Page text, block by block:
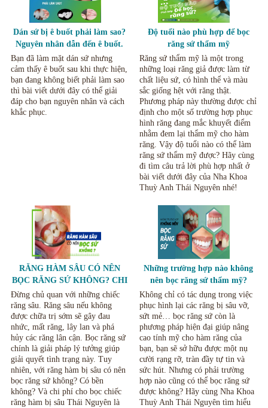
Dán sứ bị ê buốt phải làm sao?
Nguyên nhân dẫn đến ê buốt.
Bạn đã làm mặt dán sứ nhưng
cảm thấy ê buốt sau khi thực hiện,
bạn đang không biết phải làm sao
thì bài viết dưới đây có thể giải
đáp cho bạn nguyên nhân và cách
khắc phục.
Độ tuổi nào phù hợp để bọc
răng sứ thẩm mỹ
Răng sứ thẩm mỹ là một trong
những loại răng giả được làm từ
chất liệu sứ, có hình thể và màu
sắc giống hệt với răng thật.
Phương pháp này thường được chỉ
định cho một số trường hợp phục
hình răng đang mắc khuyết điểm
nhằm đem lại thẩm mỹ cho hàm
răng. Vậy độ tuổi nào có thể làm
răng sứ thẩm mỹ được? Hãy cùng
đi tìm câu trả lời phù hợp nhất ở
bài viết dưới đây của Nha Khoa
Thuỳ Anh Thái Nguyên nhé!
RĂNG HÀM SÂU CÓ NÊN
BỌC RĂNG SỨ KHÔNG? CHI
PHÍ BỌC RĂNG SÂU THÁI
NGUYÊN LÀ BAO NHIÊU?
Đừng chủ quan với những chiếc
răng sâu. Răng sâu nếu không
được chữa trị sớm sẽ gây đau
nhức, mất răng, lây lan và phá
hủy các răng lân cận. Bọc răng sứ
chính là giải pháp lý tưởng giúp
giải quyết tình trạng này. Tuy
nhiên, với răng hàm bị sâu có nên
bọc răng sứ không? Có bền
không? Và chi phí cho bọc chiếc
răng hàm bị sâu Thái Nguyên là
Những trường hợp nào không
nên bọc răng sứ thẩm mỹ?
Không chỉ có tác dụng trong việc
phục hình lại các răng bị sâu vỡ,
sứt mẻ… bọc răng sứ còn là
phương pháp hiện đại giúp nâng
cao tính mỹ cho hàm răng của
bạn, bạn sẽ sở hữu được một nụ
cười rạng rỡ, tràn đầy tự tin và
sức hút. Nhưng có phải trường
hợp nào cũng có thể bọc răng sứ
được không? Hãy cùng Nha Khoa
Thuỳ Anh Thái Nguyên tìm hiểu